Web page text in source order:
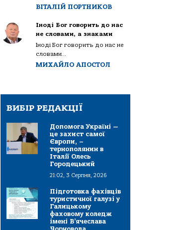
ВІТАЛІЙ ПОРТНИКОВ
Іноді Бог говорить до нас
не словами, а знаками
Іноді Бог говорить до нас не
словами...
МИХАЙЛО АПОСТОЛ
ВИБІР РЕДАКЦІЇ
Допомога Україні —
це захист самої
Європи, –
тернополянин в
Італії Олесь
Городецький
21:02, 3 Серпня, 2026
Підготовка фахівців
туристичної галузі у
Галицькому
фаховому коледж
імені В’ячеслава